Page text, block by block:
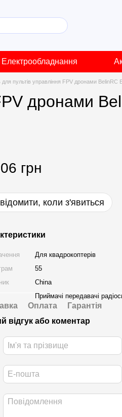
Електрообладнання
пультів управління FPV дронами
дронами
грн
коли з'явиться
Для квадрокоптерів
55
China
Приймачі передавачі
Оплата
Гарантія
відгук або коментар